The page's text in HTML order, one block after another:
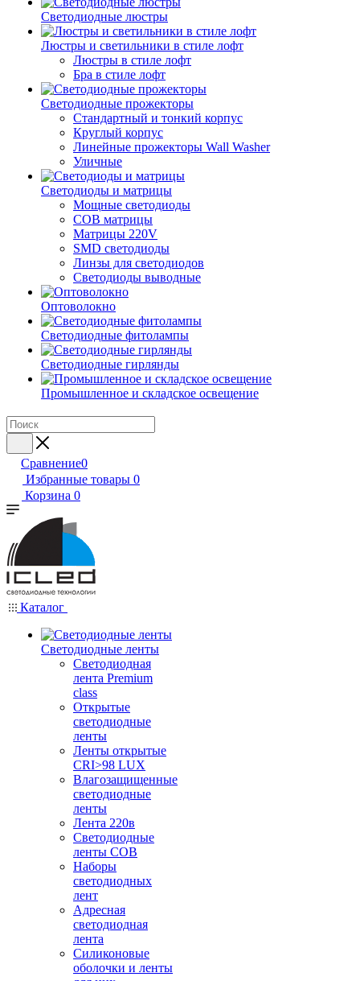
Светодиодные люстры
Люстры и светильники в стиле лофт
Люстры в стиле лофт
Бра в стиле лофт
Светодиодные прожекторы
Стандартный и тонкий корпус
Круглый корпус
Линейные прожекторы Wall Washer
Уличные
Светодиоды и матрицы
Мощные светодиоды
COB матрицы
Матрицы 220V
SMD светодиоды
Линзы для светодиодов
Светодиоды выводные
Оптоволокно
Светодиодные фитолампы
Светодиодные гирлянды
Промышленное и складское освещение
Сравнение0
Избранные товары 0
Корзина 0
Каталог
Светодиодные ленты
Светодиодная
лента Premium
class
Открытые
светодиодные
ленты
Ленты открытые
CRI>98 LUX
Влагозащищенные
светодиодные
ленты
Лента 220в
Светодиодные
ленты COB
Наборы
светодиодных
лент
Адресная
светодиодная
лента
Силиконовые
оболочки и ленты